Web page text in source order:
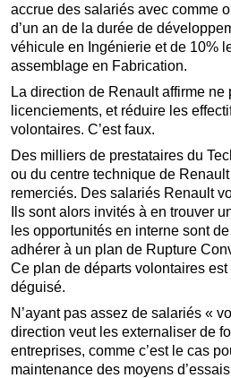
accrue des salariés avec comme
d’un an de la durée de
véhicule en Ingénierie et de 10%
assemblage en Fabrication.
La direction de Renault affirme ne
licenciements, et réduire les
volontaires. C’est faux.
Des milliers de prestataires du
ou du centre technique de
remerciés. Des salariés Renault
Ils sont alors invités à en trouver
les opportunités en interne sont
adhérer à un plan de Rupture
Ce plan de départs volontaires est
déguisé.
N’ayant pas assez de salariés «
direction veut les externaliser de
entreprises, comme c’est le cas
maintenance des moyens